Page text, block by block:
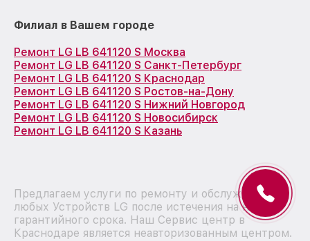
Филиал в Вашем городе
Ремонт LG LB 641120 S Москва
Ремонт LG LB 641120 S Санкт-Петербург
Ремонт LG LB 641120 S Краснодар
Ремонт LG LB 641120 S Ростов-на-Дону
Ремонт LG LB 641120 S Нижний Новгород
Ремонт LG LB 641120 S Новосибирск
Ремонт LG LB 641120 S Казань
Предлагаем услуги по ремонту и обслуживанию
любых Устройств LG после истечения на них
гарантийного срока. Наш Сервис центр в
Краснодаре является неавторизованным центром.